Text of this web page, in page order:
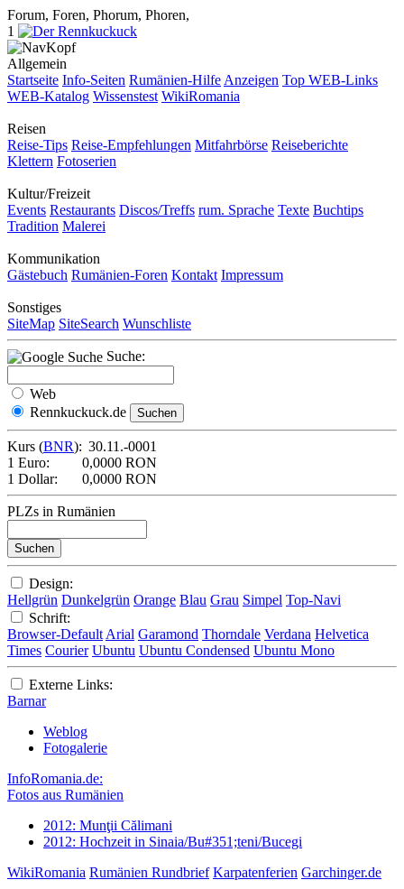
Forum, Foren, Phorum, Phoren,
1
Allgemein
Startseite Info-Seiten Rumänien-Hilfe Anzeigen Top WEB-Links
WEB-Katalog Wissenstest WikiRomania
Reisen
Reise-Tips Reise-Empfehlungen Mitfahrbörse Reiseberichte
Klettern Fotoserien
Kultur/Freizeit
Events Restaurants Discos/Treffs rum. Sprache Texte Buchtips
Tradition Malerei
Kommunikation
Gästebuch Rumänien-Foren Kontakt Impressum
Sonstiges
SiteMap SiteSearch Wunschliste
Suche:
Web
Rennkuckuck.de
Kurs (BNR): 30.11.-0001
1 Euro:
0,0000 RON
1 Dollar:
0,0000 RON
PLZs in Rumänien
Design:
Hellgrün Dunkelgrün Orange Blau Grau Simpel Top-Navi
Schrift:
Browser-Default Arial Garamond Thorndale Verdana Helvetica
Times Courier Ubuntu Ubuntu Condensed Ubuntu Mono
Externe Links:
Barnar
Weblog
Fotogalerie
InfoRomania.de:
Fotos aus Rumänien
2012: Munţii Călimani
2012: Hochzeit in Sinaia/Bu#351;teni/Bucegi
WikiRomania Rumänien Rundbrief Karpatenferien Garchinger.de